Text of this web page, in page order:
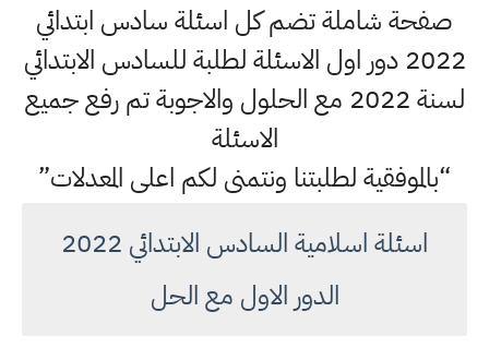
صفحة شاملة تضم كل اسئلة سادس ابتدائي
2022 دور اول الاسئلة لطلبة للسادس الابتدائي
لسنة 2022 مع الحلول والاجوبة تم رفع جميع
الاسئلة
“بالموفقية لطلبتنا ونتمنى لكم اعلى المعدلات”
اسئلة اسلامية السادس الابتدائي 2022
الدور الاول مع الحل